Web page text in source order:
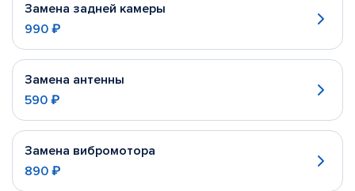
Замена задней камеры
990 ₽
Замена антенны
590 ₽
Замена вибромотора
890 ₽